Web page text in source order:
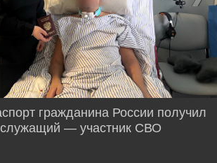
гражданина России получил
— участник СВО